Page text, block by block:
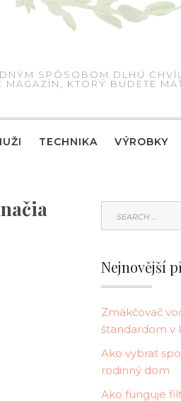
SPÔSOBOM DLHÚ
KTORÝ BUDETE
TECHNIKA VÝROBKY
Nejnovější
Zmäkčovač
štandardom v
Ako vybrať
rodinný dom
Ako funguje